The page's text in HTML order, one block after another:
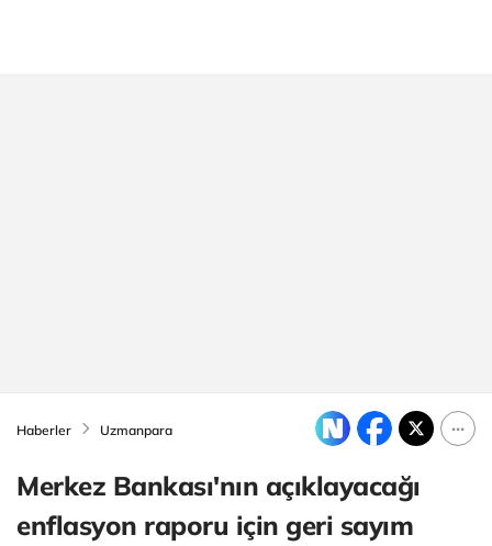
Haberler Uzmanpara
Merkez Bankası'nın açıklayacağı
enflasyon raporu için geri sayım